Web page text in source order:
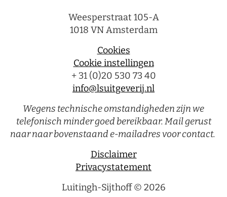
Weesperstraat 105-A
1018 VN Amsterdam
Cookies
Cookie instellingen
+ 31 (0)20 530 73 40
info@lsuitgeverij.nl
Wegens technische omstandigheden zijn we
telefonisch minder goed bereikbaar. Mail gerust
naar naar bovenstaand e-mailadres voor contact.
Disclaimer
Privacystatement
Luitingh-Sijthoff © 2026